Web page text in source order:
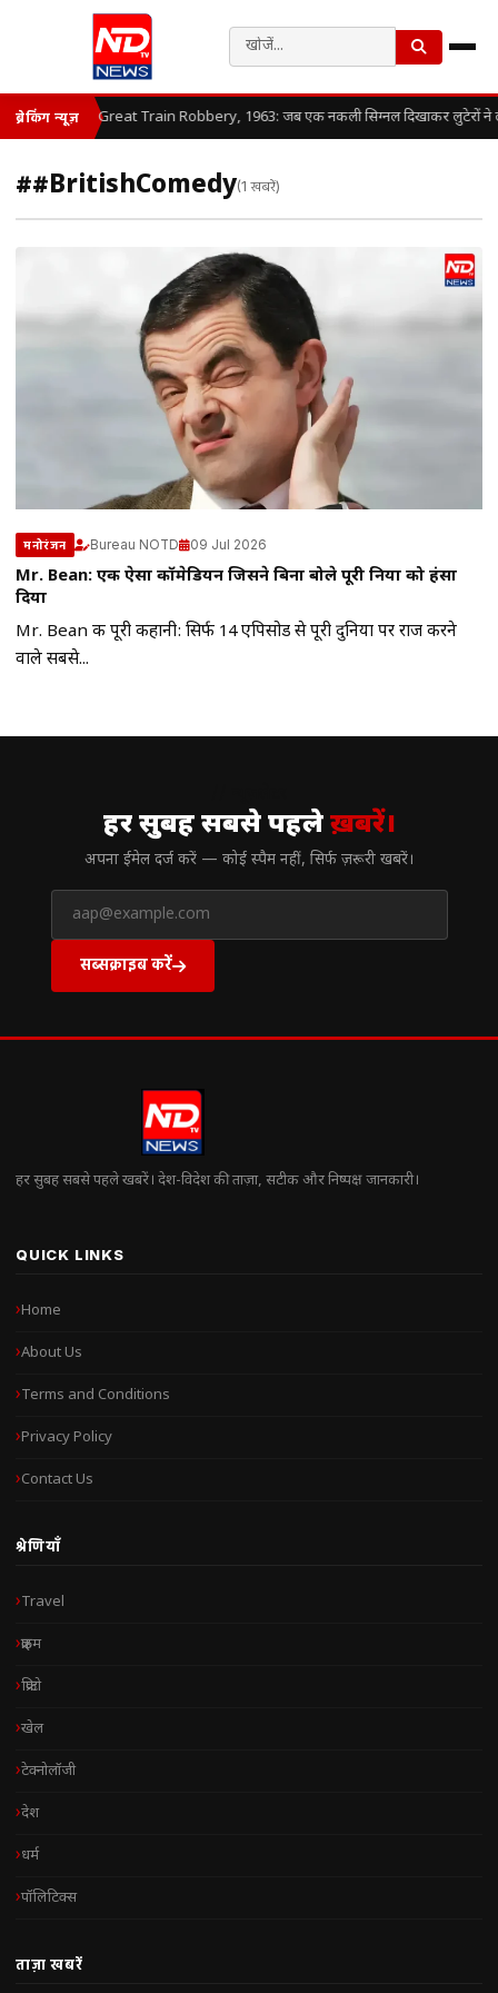
ब्रेकिंग न्यूज़ Great Train Robbery, 1963: जब एक नकली सिग्नल दिखाकर लुटेरों ने लूट
##BritishComedy(1 खबरें)
मनोरंजन Bureau NOTD 09 Jul 2026
Mr. Bean: एक ऐसा कॉमेडियन जिसने बिना बोले पूरी दुनिया को हंसा
दिया
Mr. Bean की पूरी कहानी: सिर्फ 14 एपिसोड से पूरी दुनिया पर राज करने
वाले सबसे...
हर सुबह सबसे पहलेख़बरें।
अपना ईमेल दर्ज करें — कोई स्पैम नहीं, सिर्फ ज़रूरी खबरें।
सब्सक्राइब करें
हर सुबह सबसे पहले खबरें। देश-विदेश की ताज़ा, सटीक और निष्पक्ष जानकारी।
QUICK LINKS
Home
About Us
Terms and Conditions
Privacy Policy
Contact Us
श्रेणियाँ
Travel
क्राइम
क्रिप्टो
खेल
टेक्नोलॉजी
देश
धर्म
पॉलिटिक्स
ताज़ा खबरें